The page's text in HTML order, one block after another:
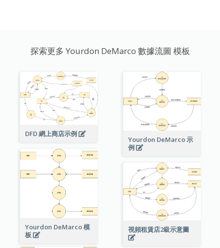
探索更多 Yourdon DeMarco 數據流圖 模板
DFD 網上商店示例
Yourdon DeMarco 示
例
Yourdon DeMarco 模
板
視頻租賃店2級示意圖